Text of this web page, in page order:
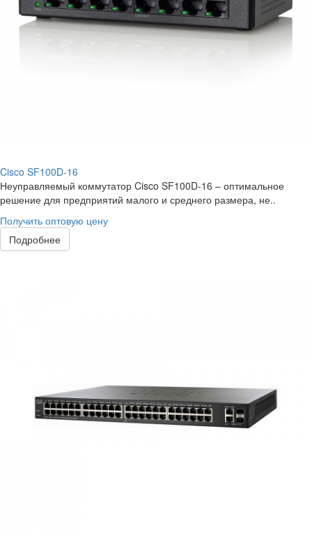
Cisco SF100D-16
Неуправляемый коммутатор Cisco SF100D-16 – оптимальное
решение для предприятий малого и среднего размера, не..
Получить оптовую цену
Подробнее